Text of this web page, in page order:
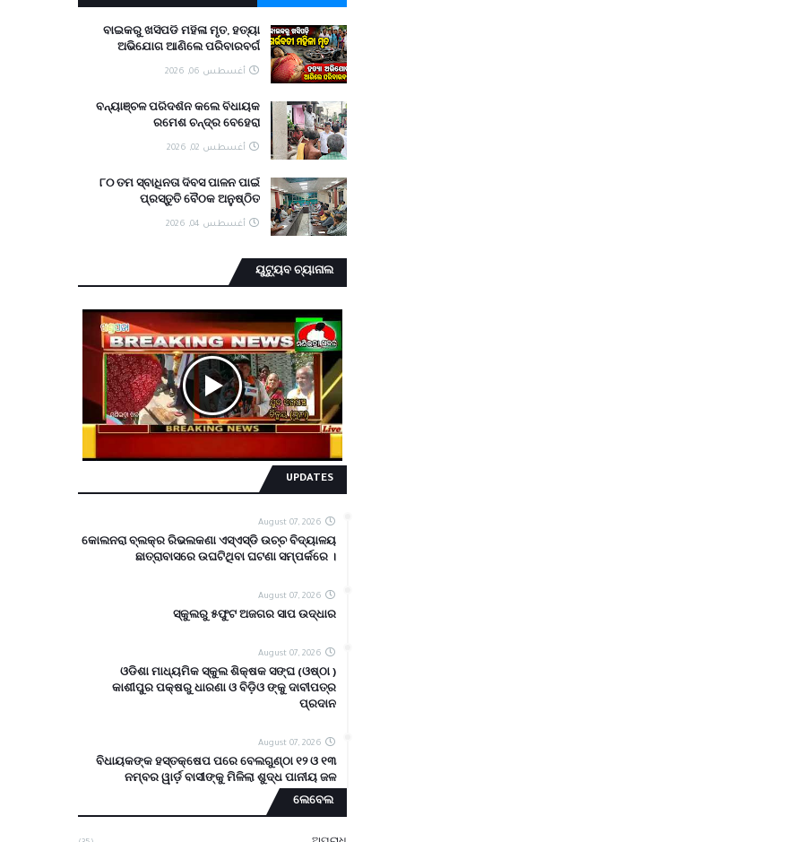
ବାଇକରୁ ଖସିପଡି ମହିଳା ମୃତ, ହତ୍ୟା
ଅଭିଯୋଗ ଆଣିଲେ ପରିବାରବର୍ଗ
أغسطس 06, 2026
ବନ୍ୟାଞ୍ଚଳ ପରିଦର୍ଶନ କଲେ ବିଧାୟକ
ରମେଶ ଚନ୍ଦ୍ର ବେହେରା
أغسطس 02, 2026
୮୦ ତମ ସ୍ବାଧିନତା ଦିବସ ପାଳନ ପାଇଁ
ପ୍ରସ୍ତୁତି ବୈଠକ ଅନୁଷ୍ଠିତ
أغسطس 04, 2026
ୟୁଟ୍ୟୁବ ଚ୍ୟାନାଲ
UPDATES
August 07, 2026
କୋଲନରା ବ୍ଲକ୍‌ର ରିଭଲକଣା ଏସ୍‌ଏସ୍‌ଡି ଉଚ୍ଚ ବିଦ୍ୟାଳୟ
ଛାତ୍ରାବାସରେ ଉଘଟିଥିବା ଘଟଣା ସମ୍ପର୍କରେ ।
August 07, 2026
ସ୍କୁଲରୁ ୫ଫୁଟ ଅଜଗର ସାପ ଉଦ୍ଧାର
August 07, 2026
ଓଡିଶା ମାଧ୍ୟମିକ ସ୍କୁଲ ଶିକ୍ଷକ ସଙ୍ଘ (ଓଷ୍ଠା )
କାଶୀପୁର ପକ୍ଷରୁ ଧାରଣା ଓ ବିଡ଼ିଓ ଙ୍କୁ ଦାବୀପତ୍ର
ପ୍ରଦାନ
August 07, 2026
ବିଧାୟକଙ୍କ ହସ୍ତକ୍ଷେପ ପରେ ବେଲଗୁଣ୍ଠା ୧୨ ଓ ୧୩
ନମ୍ବର ୱାର୍ଡ଼ ବାସୀଙ୍କୁ ମିଳିଲା ଶୁଦ୍ଧ ପାନୀୟ ଜଳ
ଲେବେଲ